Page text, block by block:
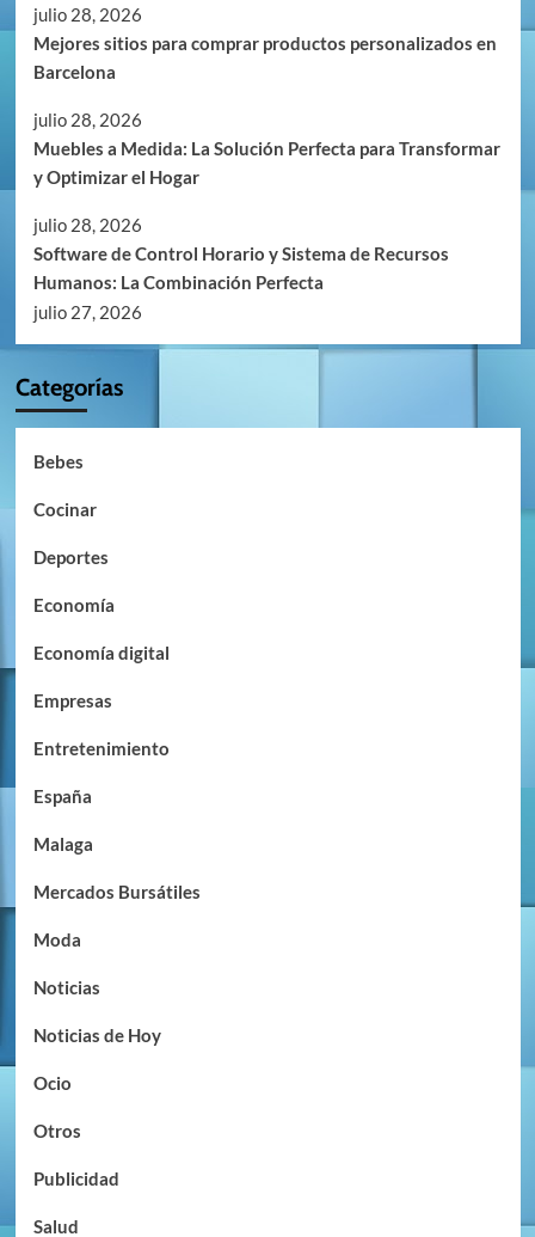
julio 28, 2026
Mejores sitios para comprar productos personalizados en
Barcelona
julio 28, 2026
Muebles a Medida: La Solución Perfecta para Transformar
y Optimizar el Hogar
julio 28, 2026
Software de Control Horario y Sistema de Recursos
Humanos: La Combinación Perfecta
julio 27, 2026
Categorías
Bebes
Cocinar
Deportes
Economía
Economía digital
Empresas
Entretenimiento
España
Malaga
Mercados Bursátiles
Moda
Noticias
Noticias de Hoy
Ocio
Otros
Publicidad
Salud